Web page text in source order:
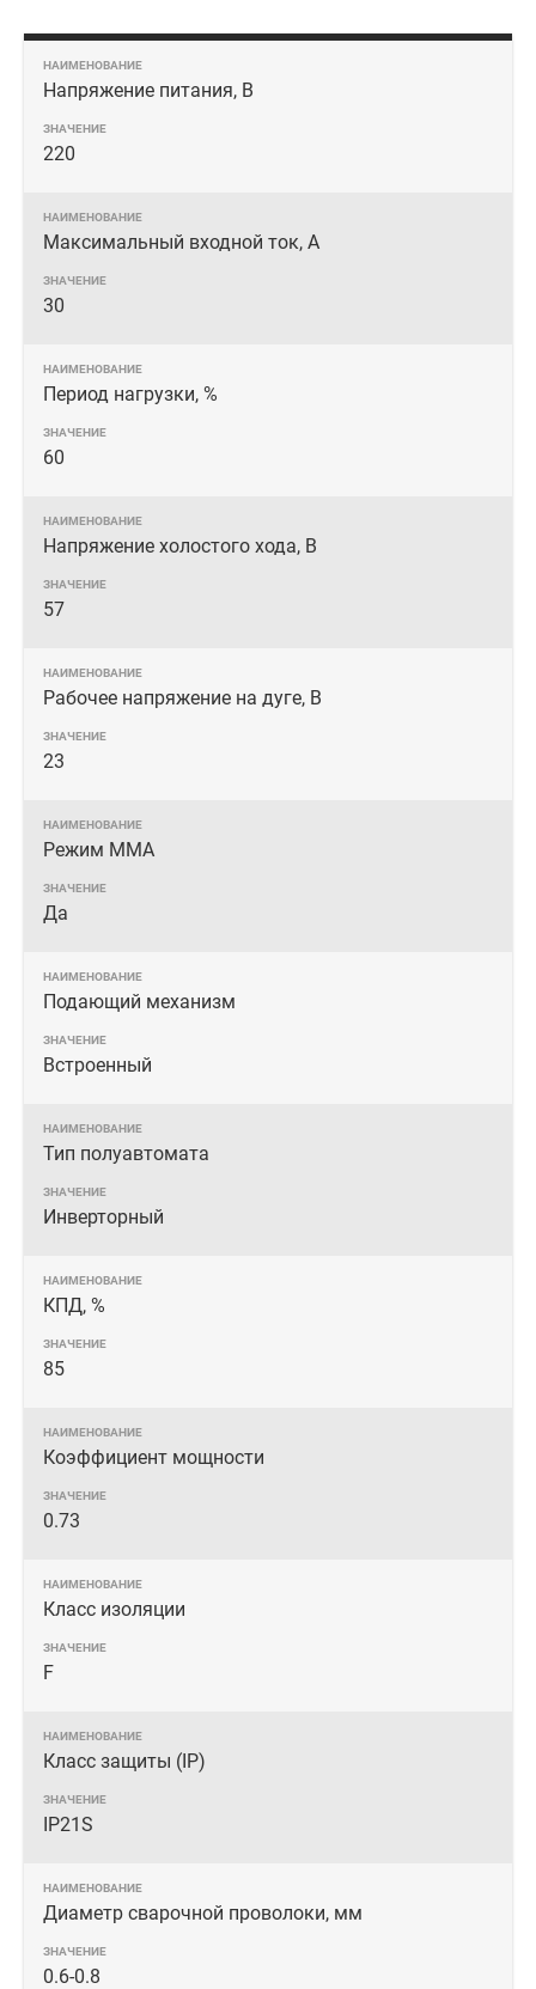
Напряжение питания, В
220
Максимальный входной ток, А
30
Период нагрузки, %
60
Напряжение холостого хода, В
57
Рабочее напряжение на дуге, В
23
Режим MMA
Да
Подающий механизм
Встроенный
Тип полуавтомата
Инверторный
КПД, %
85
Коэффициент мощности
0.73
Класс изоляции
F
Класс защиты (IP)
IP21S
Диаметр сварочной проволоки, мм
0.6-0.8